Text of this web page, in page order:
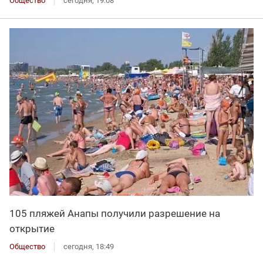
105 пляжей Анапы получили разрешение на
открытие
Общество сегодня, 18:49